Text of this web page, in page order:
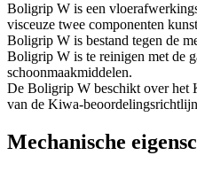
Boligrip W is een
visceuze twee componenten
Boligrip W is bestand tegen de
Boligrip W is te reinigen met de
schoonmaakmiddelen.
De Boligrip W beschikt over het
van de Kiwa-
Mechanische